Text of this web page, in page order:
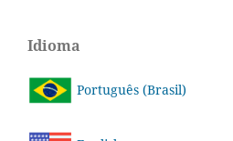
Idioma
Português (Brasil)